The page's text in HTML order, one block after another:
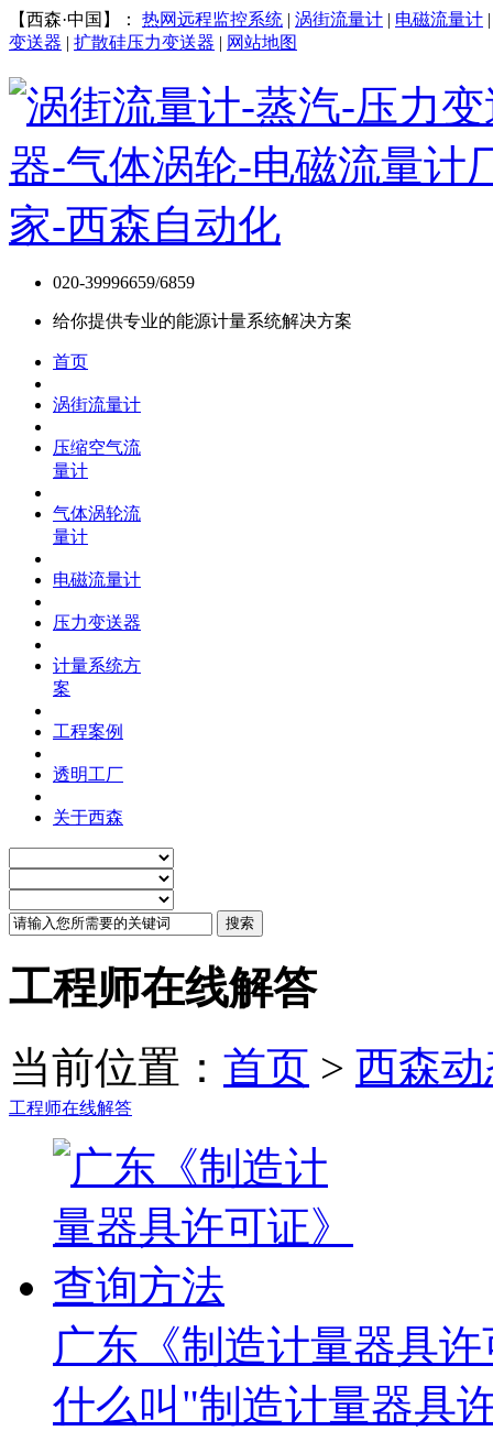
【西森·中国】： 热网远程监控系统 | 涡街流量计 | 电磁流量计
变送器 | 扩散硅压力变送器 | 网站地图
020-39996659/6859
给你提供专业的能源计量系统解决方案
首页
涡街流量计
压缩空气流
量计
气体涡轮流
量计
电磁流量计
压力变送器
计量系统方
案
工程案例
透明工厂
关于西森
工程师在线解答
当前位置： 首页 > 西森
工程师在线解答
广东《制造计量器具
什么叫"制造计量器具